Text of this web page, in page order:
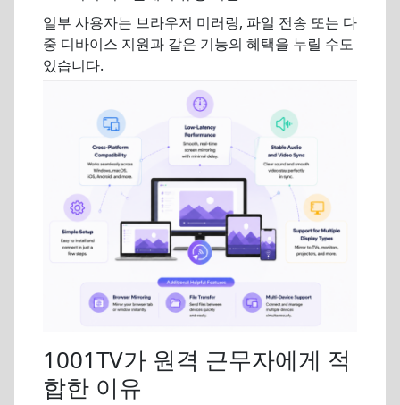
일부 사용자는 브라우저 미러링, 파일 전송 또는 다
중 디바이스 지원과 같은 기능의 혜택을 누릴 수도
있습니다.
1001TV가 원격 근무자에게 적
합한 이유